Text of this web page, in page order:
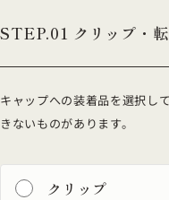
STEP.01 クリップ・
キャップへの装着品を選択し
きないものがあります。
クリップ